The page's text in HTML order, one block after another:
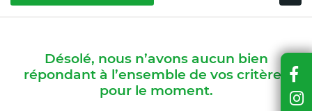
Désolé, nous n’avons aucun bien
répondant à l’ensemble de vos critères
pour le moment.